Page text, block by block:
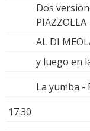
Dos
PIAZZOLLA
AL DI
y luego en
La yumba -
17.30